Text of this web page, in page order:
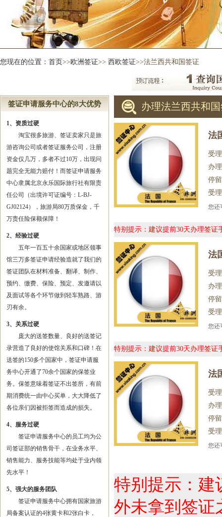
您现在的位置： 首页>>欧洲签证>> 西欧签证>>法兰西共和国签证
签证申请服务中心的8大优势
1、资质过硬
淘宝很多旅游、签证卖家只是旅
游咨询公司或者签证服务公司，注册
资金仅几万，多者不过10万，出现问
题完全无能力赔付！而签证申请服务
中心隶属北京永乐国际旅行社有限责
任公司（出境许可证编号：L-BJ-
GJ02124），旅游局80万质保金，千
万责任险保额保障！
2、经验过硬
五年一百五十余国家或地区领事
馆三万多签证申请经验造就了我们的
签证团队在材料准备、翻译、制作、
预约、缴费、保险、预定、发邀请以
及面试等各个环节做到轻车熟路、游
刃有余。
3、关系过硬
庞大的送签数量、良好的送签记
录营造了良好的使馆关系和口碑！在
送签的150多个国家中，签证申请服
务中心开通了70余个国家的保签业
务。保签意味着签证不出签所，有前
期消费统一由中心买单，大大降低了
各位亲们因被拒签而造成的损失。
4、服务过硬
签证申请服务中心的员工均为公
司签证部的销售骨干，在业务水平、
销售能力、服务技能等均处于业内领
先水平！
5、强大的服务团队
签证申请服务中心拥有国家旅游
局备案认证的4张黄卡和2张白卡，
办理法兰西共和
法
受
办
停
受
您
特别提示：建议提前30天办理签
法
受
办
停
受
您
特别提示：建议提前30天办理签
法
受
办
停
受
您
特别提示：建
外未拿到签证